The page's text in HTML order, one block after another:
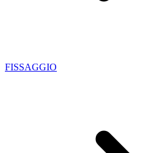
FISSAGGIO